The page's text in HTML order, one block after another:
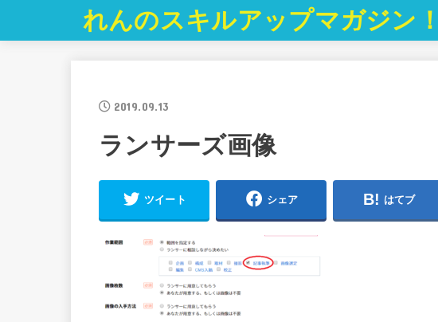
れんのスキルアップマガジン！
2019.09.13
ランサーズ画像
ツイート シェア はてブ